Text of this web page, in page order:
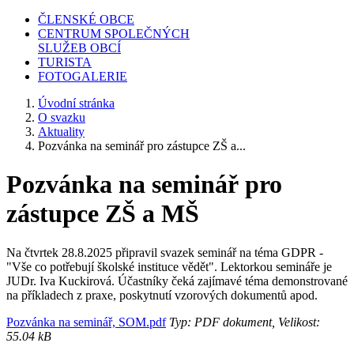
ČLENSKÉ OBCE
CENTRUM SPOLEČNÝCH
SLUŽEB OBCÍ
TURISTA
FOTOGALERIE
Úvodní stránka
O svazku
Aktuality
Pozvánka na seminář pro zástupce ZŠ a...
Pozvánka na seminář pro
zástupce ZŠ a MŠ
Na čtvrtek 28.8.2025 připravil svazek seminář na téma GDPR -
"Vše co potřebují školské instituce vědět". Lektorkou semináře je
JUDr. Iva Kuckirová. Účastníky čeká zajímavé téma demonstrované
na příkladech z praxe, poskytnutí vzorových dokumentů apod.
Pozvánka na seminář, SOM.pdfTyp: PDF dokument, Velikost:
55.04 kB